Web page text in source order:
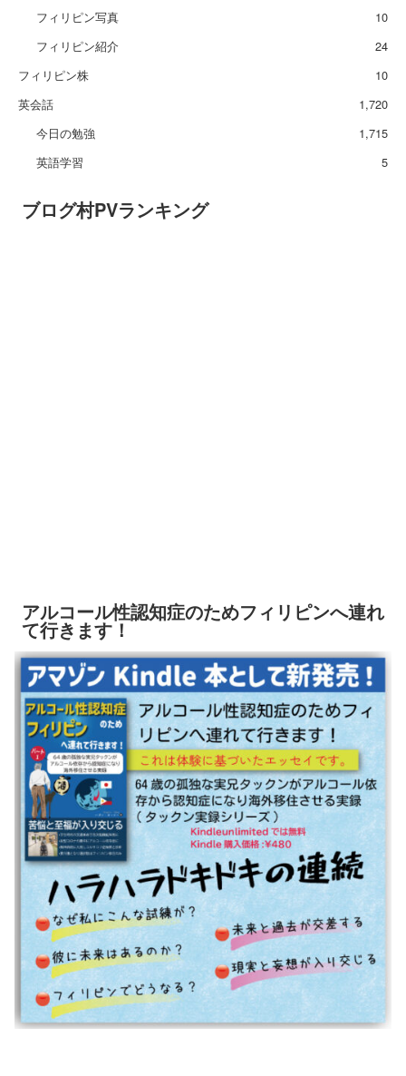
フィリピン写真
10
フィリピン紹介
24
フィリピン株
10
英会話
1,720
今日の勉強
1,715
英語学習
5
ブログ村PVランキング
アルコール性認知症のためフィリピンへ連れ
て行きます！